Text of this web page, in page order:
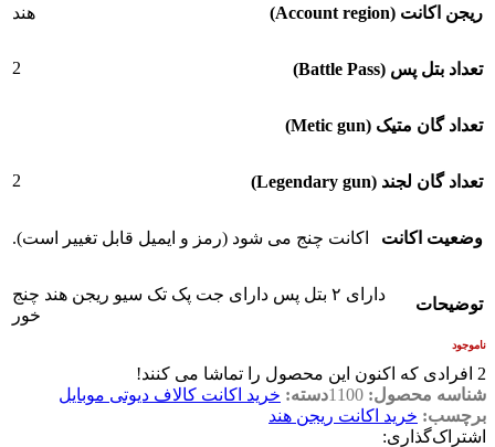
ریجن اکانت (Account region) هند
تعداد بتل پس (Battle Pass) 2
تعداد گان متیک (Metic gun)
تعداد گان لجند (Legendary gun) 2
وضعیت اکانت اکانت چنج می شود (رمز و ایمیل قابل تغییر است).
توضیحات
دارای ۲ بتل پس دارای جت پک تک سیو ریجن هند چنج
خور
ناموجود
2 افرادی که اکنون این محصول را تماشا می کنند!
شناسه محصول: 1100دسته: خرید اکانت کالاف دیوتی موبایل
برچسب: خرید اکانت ریجن هند
اشتراک‌گذاری: